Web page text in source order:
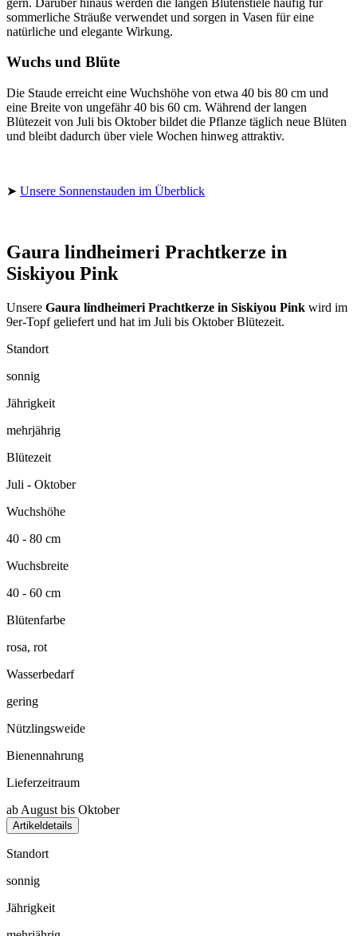
sommerliche Sträuße verwendet und sorgen in Vasen für eine
natürliche und elegante Wirkung.
Wuchs und Blüte
Die Staude erreicht eine Wuchshöhe von etwa 40 bis 80 cm und
eine Breite von ungefähr 40 bis 60 cm. Während der langen
Blütezeit von Juli bis Oktober bildet die Pflanze täglich neue Blüten
und bleibt dadurch über viele Wochen hinweg attraktiv.
➤ Unsere Sonnenstauden im Überblick
Gaura lindheimeri Prachtkerze in
Siskiyou Pink
Unsere Gaura lindheimeri Prachtkerze in Siskiyou Pink wird im
9er-Topf geliefert und hat im Juli bis Oktober Blütezeit.
Standort
sonnig
Jährigkeit
mehrjährig
Blütezeit
Juli - Oktober
Wuchshöhe
40 - 80 cm
Wuchsbreite
40 - 60 cm
Blütenfarbe
rosa, rot
Wasserbedarf
gering
Nützlingsweide
Bienennahrung
Lieferzeitraum
ab August bis Oktober
Artikeldetails
Standort
sonnig
Jährigkeit